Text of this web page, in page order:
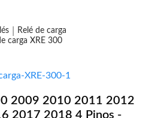
Relé de carga
carga XRE 300
2009 2010 2011 2012
2017 2018 4 Pinos -